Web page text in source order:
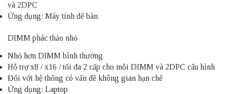
và 2DPC
Ứng dụng: Máy tính để bàn
DIMM phác thảo nhỏ
Nhỏ hơn DIMM bình thường
Hỗ trợ x8 / x16 / tối đa 2 cấp cho mỗi DIMM và 2DPC cấu hình
Đối với hệ thống có vấn đề không gian hạn chế
Ứng dụng: Laptop